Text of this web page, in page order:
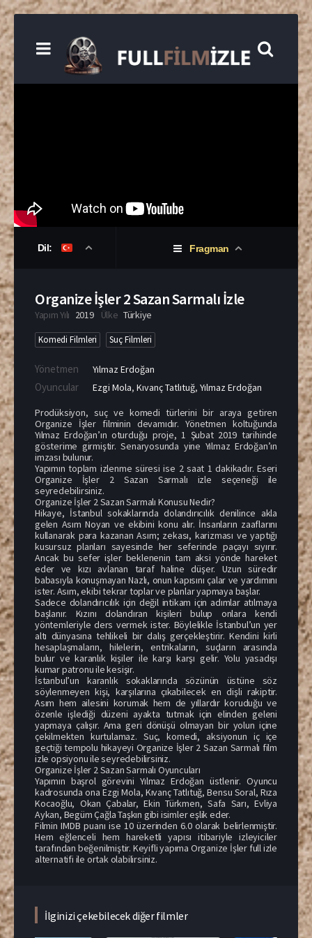
Dil: Fragman
Organize İşler 2 Sazan Sarmalı İzle
Yapım Yılı 2019 Ülke Türkiye
Komedi Filmleri Suç Filmleri
Yönetmen Yılmaz Erdoğan
Oyuncular Ezgi Mola, Kıvanç Tatlıtuğ, Yılmaz Erdoğan
Prodüksiyon, suç ve komedi türlerini bir araya getiren
Organize İşler filminin devamıdır. Yönetmen koltuğunda
Yılmaz Erdoğan’ın oturduğu proje, 1 Şubat 2019 tarihinde
gösterime girmiştir. Senaryosunda yine Yılmaz Erdoğan’ın
imzası bulunur.
Yapımın toplam izlenme süresi ise 2 saat 1 dakikadır. Eseri
Organize İşler 2 Sazan Sarmalı izle seçeneği ile
seyredebilirsiniz.
Organize İşler 2 Sazan Sarmalı Konusu Nedir?
Hikaye, İstanbul sokaklarında dolandırıcılık denilince akla
gelen Asım Noyan ve ekibini konu alır. İnsanların zaaflarını
kullanarak para kazanan Asım; zekası, karizması ve yaptığı
kusursuz planları sayesinde her seferinde paçayı sıyırır.
Ancak bu sefer işler beklenenin tam aksi yönde hareket
eder ve kızı avlanan taraf haline düşer. Uzun süredir
babasıyla konuşmayan Nazlı, onun kapısını çalar ve yardımını
ister. Asım, ekibi tekrar toplar ve planlar yapmaya başlar.
Sadece dolandırıcılık için değil intikam için adımlar atılmaya
başlanır. Kızını dolandıran kişileri bulup onlara kendi
yöntemleriyle ders vermek ister. Böylelikle İstanbul’un yer
altı dünyasına tehlikeli bir dalış gerçekleştirir. Kendini kirli
hesaplaşmaların, hilelerin, entrikaların, suçların arasında
bulur ve karanlık kişiler ile karşı karşı gelir. Yolu yasadışı
kumar patronu ile kesişir.
İstanbul’un karanlık sokaklarında sözünün üstüne söz
söylenmeyen kişi, karşılarına çıkabilecek en dişli rakiptir.
Asım hem ailesini korumak hem de yıllardır koruduğu ve
özenle işlediği düzeni ayakta tutmak için elinden geleni
yapmaya çalışır. Ama geri dönüşü olmayan bir yolun içine
çekilmekten kurtulamaz. Suç, komedi, aksiyonun iç içe
geçtiği tempolu hikayeyi Organize İşler 2 Sazan Sarmalı film
izle opsiyonu ile seyredebilirsiniz.
Organize İşler 2 Sazan Sarmalı Oyuncuları
Yapımın başrol görevini Yılmaz Erdoğan üstlenir. Oyuncu
kadrosunda ona Ezgi Mola, Kıvanç Tatlıtuğ, Bensu Soral, Rıza
Kocaoğlu, Okan Çabalar, Ekin Türkmen, Safa Sarı, Evliya
Aykan, Begüm Çağla Taşkın gibi isimler eşlik eder.
Filmin IMDB puanı ise 10 üzerinden 6.0 olarak belirlenmiştir.
Hem eğlenceli hem hareketli yapısı itibariyle izleyiciler
tarafından beğenilmiştir. Keyifli yapıma Organize İşler full izle
alternatifi ile ortak olabilirsiniz.
İlginizi çekebilecek diğer filmler